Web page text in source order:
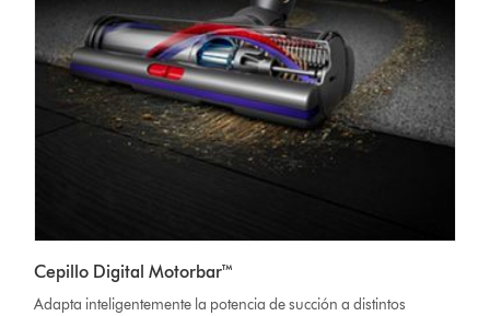
Cepillo Digital Motorbar™
Adapta inteligentemente la potencia de succión a distintos